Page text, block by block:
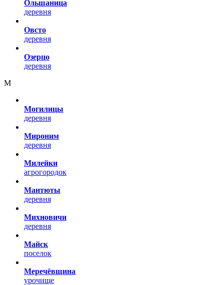
Ольшаница
деревня
Овсто
деревня
Озерцо
деревня
М
Могилицы
деревня
Мироним
деревня
Милейки
агрогородок
Мантюты
деревня
Михновичи
деревня
Майск
поселок
Меречёвщина
урочище